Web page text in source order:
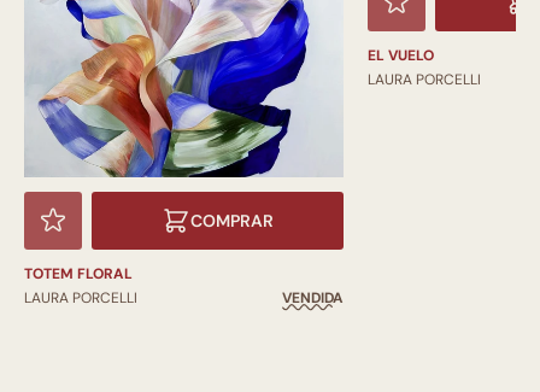
COMPRAR
TOTEM FLORAL
LAURA PORCELLI
VENDIDA
EL VUELO
LAURA PORCELLI